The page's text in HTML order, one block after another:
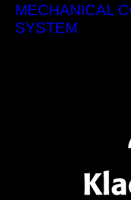
MECHANICAL
SYSTEM